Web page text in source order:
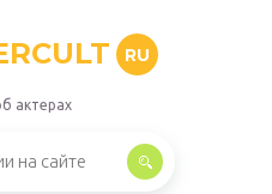
RU
актерах